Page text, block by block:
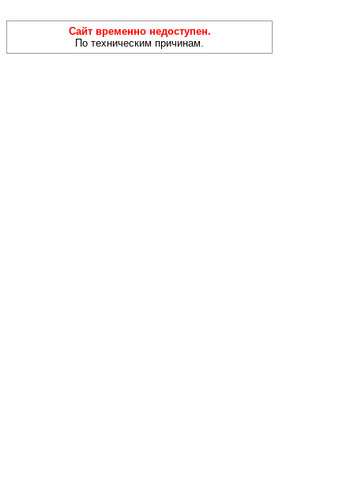
Сайт временно недоступен.
По техническим причинам.